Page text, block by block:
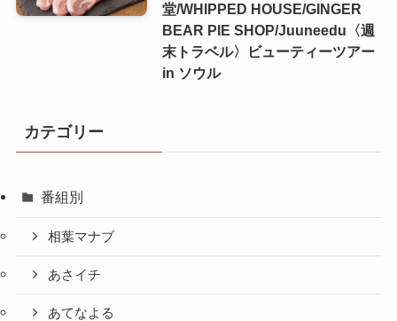
堂/WHIPPED HOUSE/GINGER
BEAR PIE SHOP/Juuneedu〈週
末トラベル〉ビューティーツアー
in ソウル
カテゴリー
番組別
相葉マナブ
あさイチ
あてなよる